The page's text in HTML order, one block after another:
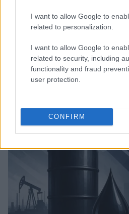
I want to allow Google to
related to personalization.
I want to allow Google to
related to security, including
functionality and fraud
user protection.
CONFIRM
Tensões diplomáticas entre Brasil e